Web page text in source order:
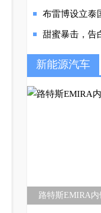
布雷博设立泰
甜蜜暴击，告白在即，
新能源汽车
路特斯EMIRA